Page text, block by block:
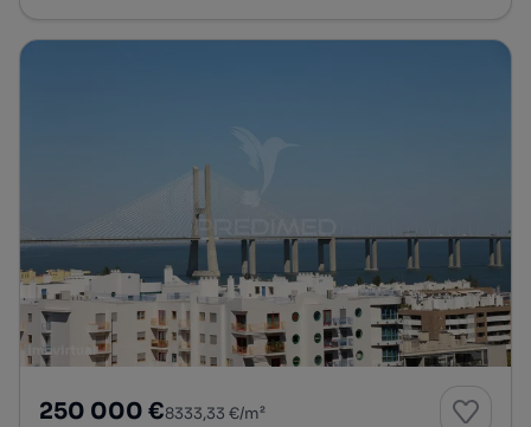
250 000 €8333,33 €/m²